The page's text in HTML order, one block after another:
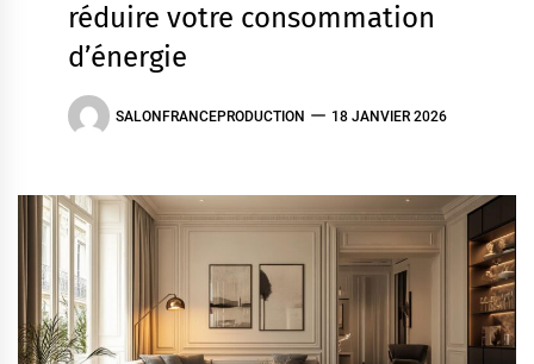
réduire votre consommation
d’énergie
SALONFRANCEPRODUCTION 18 JANVIER 2026